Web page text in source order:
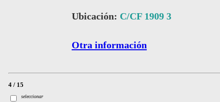
Ubicación: C/CF 1909 3
Otra información
4 / 15
seleccionar